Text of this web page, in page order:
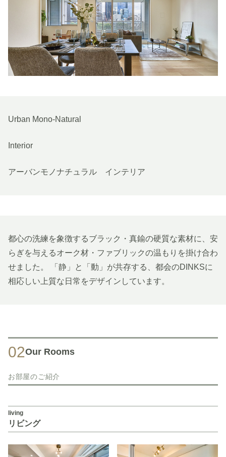
Urban Mono-Natural
Interior
アーバンモノナチュラル インテリア
都心の洗練を象徴するブラック・真鍮の硬質な素材に、安
らぎを与えるオーク材・ファブリックの温もりを掛け合わ
せました。 「静」と「動」が共存する、都会のDINKSに
相応しい上質な日常をデザインしています。
02Our Rooms
お部屋のご紹介
living
リビング